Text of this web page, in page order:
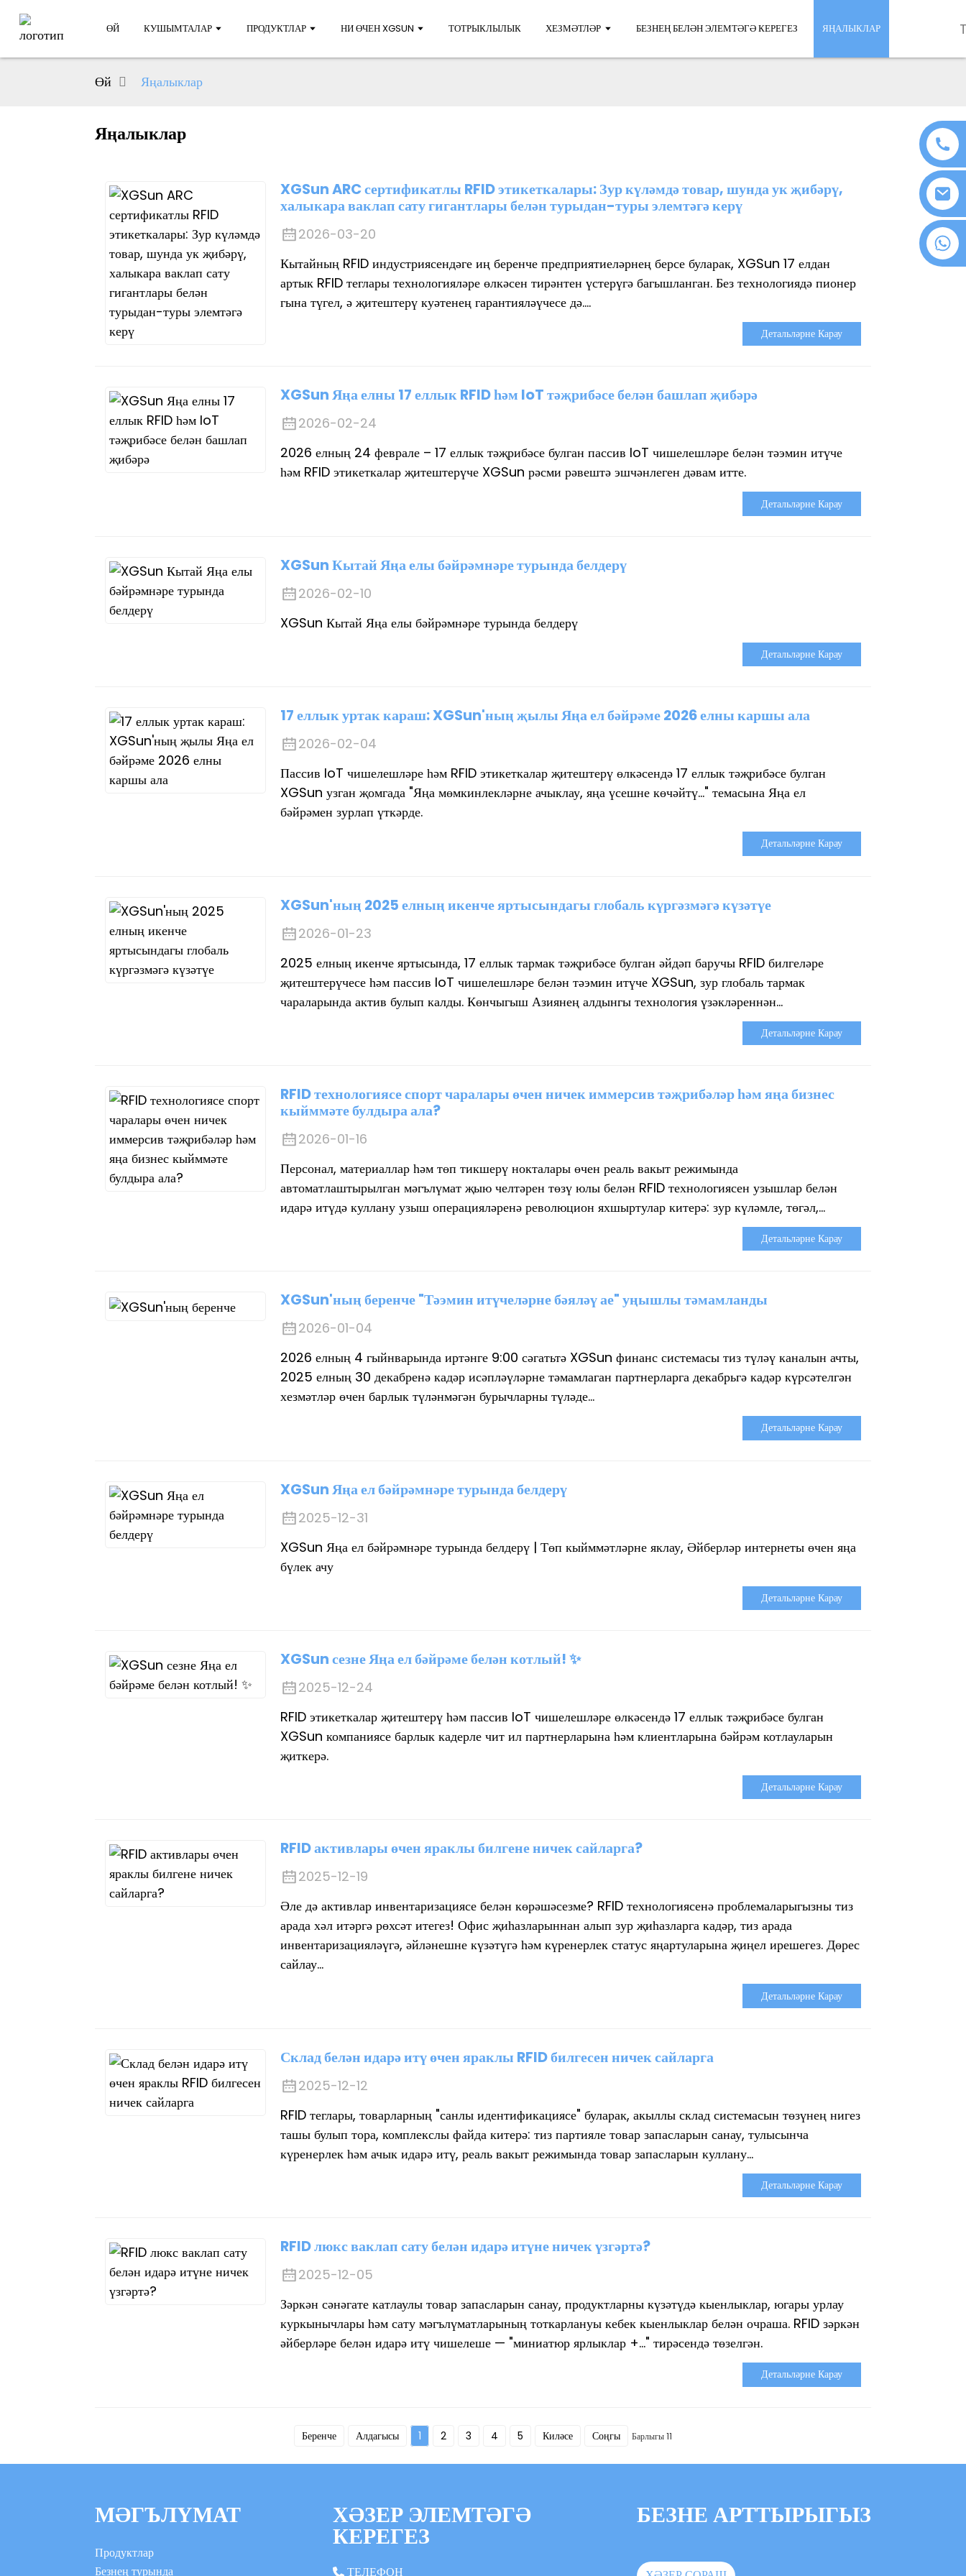
ӨЙ КУШЫМТАЛАР ПРОДУКТЛАР НИ ӨЧЕН XGSUN ТОТРЫКЛЫЛЫК ХЕЗМӘТЛӘР БЕЗНЕҢ БЕЛӘН ЭЛЕМТӘГӘ КЕРЕГЕЗ ЯҢАЛЫКЛАР
Өй Яңалыклар
Яңалыклар
XGSun ARC сертификатлы RFID этикеткалары: Зур күләмдә товар, шунда ук җибәрү,
халыкара ваклап сату гигантлары белән турыдан-туры элемтәгә керү
2026-03-20
Кытайның RFID индустриясендәге иң беренче предприятиеләрнең берсе буларак, XGSun 17 елдан
артык RFID теглары технологияләре өлкәсен тирәнтен үстерүгә багышланган. Без технологиядә пионер
гына түгел, ә җитештерү куәтенең гарантияләүчесе дә....
Детальләрне Карау
XGSun Яңа елны 17 еллык RFID һәм IoT тәҗрибәсе белән башлап җибәрә
2026-02-24
2026 елның 24 феврале – 17 еллык тәҗрибәсе булган пассив IoT чишелешләре белән тәэмин итүче
һәм RFID этикеткалар җитештерүче XGSun рәсми рәвештә эшчәнлеген дәвам итте.
Детальләрне Карау
XGSun Кытай Яңа елы бәйрәмнәре турында белдерү
2026-02-10
XGSun Кытай Яңа елы бәйрәмнәре турында белдерү
Детальләрне Карау
17 еллык уртак караш: XGSun'ның җылы Яңа ел бәйрәме 2026 елны каршы ала
2026-02-04
Пассив IoT чишелешләре һәм RFID этикеткалар җитештерү өлкәсендә 17 еллык тәҗрибәсе булган
XGSun узган җомгада "Яңа мөмкинлекләрне ачыклау, яңа үсешне көчәйтү..." темасына Яңа ел
бәйрәмен зурлап үткәрде.
Детальләрне Карау
XGSun'ның 2025 елның икенче яртысындагы глобаль күргәзмәгә күзәтүе
2026-01-23
2025 елның икенче яртысында, 17 еллык тармак тәҗрибәсе булган әйдәп баручы RFID билгеләре
җитештерүчесе һәм пассив IoT чишелешләре белән тәэмин итүче XGSun, зур глобаль тармак
чараларында актив булып калды. Көнчыгыш Азиянең алдынгы технология үзәкләреннән...
Детальләрне Карау
RFID технологиясе спорт чаралары өчен ничек иммерсив тәҗрибәләр һәм яңа бизнес
кыйммәте булдыра ала?
2026-01-16
Персонал, материаллар һәм төп тикшерү нокталары өчен реаль вакыт режимында
автоматлаштырылган мәгълүмат җыю челтәрен төзү юлы белән RFID технологиясен узышлар белән
идарә итүдә куллану узыш операцияләренә революцион яхшыртулар китерә: зур күләмле, төгәл,...
Детальләрне Карау
XGSun'ның беренче "Тәэмин итүчеләрне бәяләү ае" уңышлы тәмамланды
2026-01-04
2026 елның 4 гыйнварында иртәнге 9:00 сәгатьтә XGSun финанс системасы тиз түләү каналын ачты,
2025 елның 30 декабренә кадәр исәпләүләрне тәмамлаган партнерларга декабрьгә кадәр күрсәтелгән
хезмәтләр өчен барлык түләнмәгән бурычларны түләде...
Детальләрне Карау
XGSun Яңа ел бәйрәмнәре турында белдерү
2025-12-31
XGSun Яңа ел бәйрәмнәре турында белдерү | Төп кыйммәтләрне яклау, Әйберләр интернеты өчен яңа
бүлек ачу
Детальләрне Карау
XGSun сезне Яңа ел бәйрәме белән котлый! ✨
2025-12-24
RFID этикеткалар җитештерү һәм пассив IoT чишелешләре өлкәсендә 17 еллык тәҗрибәсе булган
XGSun компаниясе барлык кадерле чит ил партнерларына һәм клиентларына бәйрәм котлауларын
җиткерә.
Детальләрне Карау
RFID активлары өчен яраклы билгене ничек сайларга?
2025-12-19
Әле дә активлар инвентаризациясе белән көрәшәсезме? RFID технологиясенә проблемаларыгызны тиз
арада хәл итәргә рөхсәт итегез! Офис җиһазларыннан алып зур җиһазларга кадәр, тиз арада
инвентаризацияләүгә, әйләнешне күзәтүгә һәм күренерлек статус яңартуларына җиңел ирешегез. Дөрес
сайлау...
Детальләрне Карау
Склад белән идарә итү өчен яраклы RFID билгесен ничек сайларга
2025-12-12
RFID теглары, товарларның "санлы идентификациясе" буларак, акыллы склад системасын төзүнең нигез
ташы булып тора, комплекслы файда китерә: тиз партияле товар запасларын санау, тулысынча
күренерлек һәм ачык идарә итү, реаль вакыт режимында товар запасларын куллану...
Детальләрне Карау
RFID люкс ваклап сату белән идарә итүне ничек үзгәртә?
2025-12-05
Зәркән сәнәгате катлаулы товар запасларын санау, продуктларны күзәтүдә кыенлыклар, югары урлау
куркынычлары һәм сату мәгълүматларының тоткарлануы кебек кыенлыклар белән очраша. RFID зәркән
әйберләре белән идарә итү чишелеше — "миниатюр ярлыклар +..." тирәсендә төзелгән.
Детальләрне Карау
Беренче Алдагысы 1 2 3 4 5 Киләсе Соңгы Барлыгы 11
МӘГЪЛҮМАТ
Продуктлар
Безнең турында
ХӘЗЕР ЭЛЕМТӘГӘ
КЕРЕГЕЗ
ТЕЛЕФОН
БЕЗНЕ АРТТЫРЫГЫЗ